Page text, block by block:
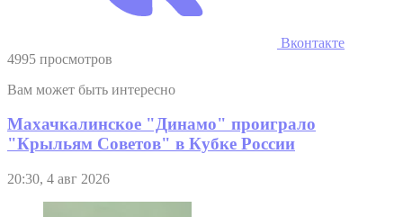
Вконтакте
4995 просмотров
Вам может быть интересно
Махачкалинское "Динамо" проиграло
"Крыльям Советов" в Кубке России
20:30, 4 авг 2026